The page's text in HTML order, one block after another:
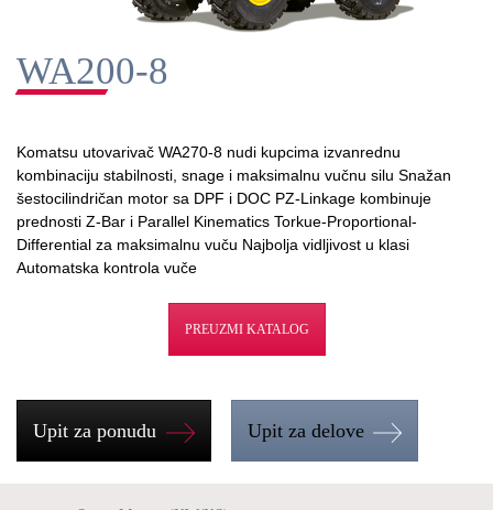
WA200-8
Komatsu utovarivač WA270-8 nudi kupcima izvanrednu
kombinaciju stabilnosti, snage i maksimalnu vučnu silu Snažan
šestocilindričan motor sa DPF i DOC PZ-Linkage kombinuje
prednosti Z-Bar i Parallel Kinematics Torkue-Proportional-
Differential za maksimalnu vuču Najbolja vidljivost u klasi
Automatska kontrola vuče
PREUZMI KATALOG
Upit za ponudu Upit za delove